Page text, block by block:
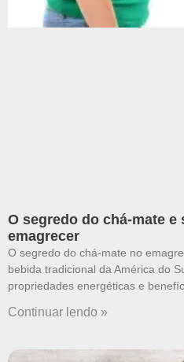
O segredo do chá-mate e
emagrecer
O segredo do chá-mate no
bebida tradicional da América do
propriedades energéticas e
Continuar lendo »